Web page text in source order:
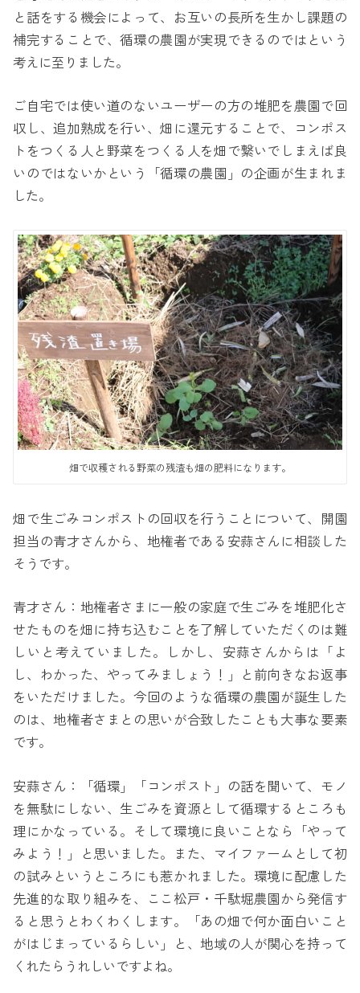
と話をする機会によって、お互いの長所を生かし課題の
補完することで、循環の農園が実現できるのではという
考えに至りました。
ご自宅では使い道のないユーザーの方の堆肥を農園で回
収し、追加熟成を行い、畑に還元することで、コンポス
トをつくる人と野菜をつくる人を畑で繋いでしまえば良
いのではないかという「循環の農園」の企画が生まれま
した。
畑で収穫される野菜の残渣も畑の肥料になります。
畑で生ごみコンポストの回収を行うことについて、開園
担当の青才さんから、地権者である安蒜さんに相談した
そうです。
青才さん：地権者さまに一般の家庭で生ごみを堆肥化さ
せたものを畑に持ち込むことを了解していただくのは難
しいと考えていました。しかし、安蒜さんからは「よ
し、わかった、やってみましょう！」と前向きなお返事
をいただけました。今回のような循環の農園が誕生した
のは、地権者さまとの思いが合致したことも大事な要素
です。
安蒜さん：「循環」「コンポスト」の話を聞いて、モノ
を無駄にしない、生ごみを資源として循環するところも
理にかなっている。そして環境に良いことなら「やって
みよう！」と思いました。また、マイファームとして初
の試みというところにも惹かれました。環境に配慮した
先進的な取り組みを、ここ松戸・千駄堀農園から発信す
ると思うとわくわくします。「あの畑で何か面白いこと
がはじまっているらしい」と、地域の人が関心を持って
くれたらうれしいですよね。